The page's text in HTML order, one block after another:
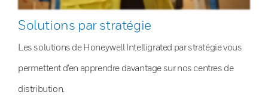
Solutions par stratégie
Les solutions de Honeywell Intelligrated par stratégie vous
permettent d’en apprendre davantage sur nos centres de
distribution.